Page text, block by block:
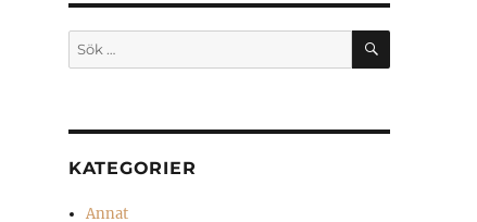
Sök
efter:
SÖK
KATEGORIER
Annat